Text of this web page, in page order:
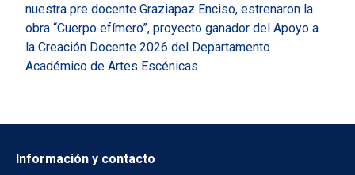
nuestra pre docente Graziapaz Enciso, estrenaron la
obra “Cuerpo efímero”, proyecto ganador del Apoyo a
la Creación Docente 2026 del Departamento
Académico de Artes Escénicas
Información y contacto